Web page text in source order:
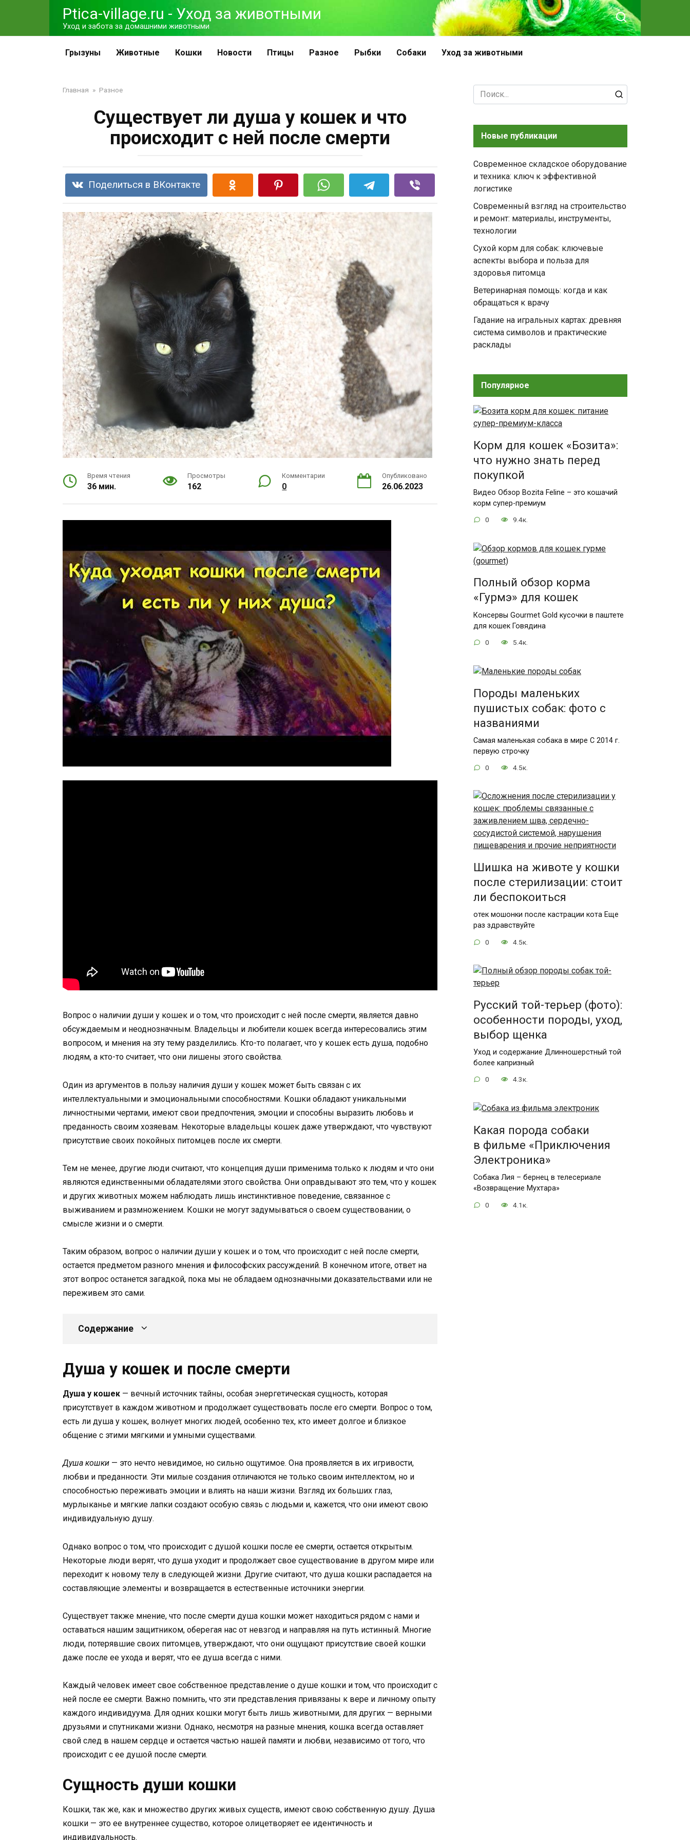
Ptica-village.ru - Уход за животными
Уход и забота за домашними животными
Грызуны Животные Кошки Новости Птицы Разное Рыбки Собаки Уход за животными
Главная » Разное
Существует ли душа у кошек и что
происходит с ней после смерти
Поделиться в ВКонтакте
Время чтения
36 мин.
Просмотры
162
Комментарии
0
Опубликовано
26.06.2023
Вопрос о наличии души у кошек и о том, что происходит с ней после смерти, является давно
обсуждаемым и неоднозначным. Владельцы и любители кошек всегда интересовались этим
вопросом, и мнения на эту тему разделились. Кто-то полагает, что у кошек есть душа, подобно
людям, а кто-то считает, что они лишены этого свойства.
Один из аргументов в пользу наличия души у кошек может быть связан с их
интеллектуальными и эмоциональными способностями. Кошки обладают уникальными
личностными чертами, имеют свои предпочтения, эмоции и способны выразить любовь и
преданность своим хозяевам. Некоторые владельцы кошек даже утверждают, что чувствуют
присутствие своих покойных питомцев после их смерти.
Тем не менее, другие люди считают, что концепция души применима только к людям и что они
являются единственными обладателями этого свойства. Они оправдывают это тем, что у кошек
и других животных можем наблюдать лишь инстинктивное поведение, связанное с
выживанием и размножением. Кошки не могут задумываться о своем существовании, о
смысле жизни и о смерти.
Таким образом, вопрос о наличии души у кошек и о том, что происходит с ней после смерти,
остается предметом разного мнения и философских рассуждений. В конечном итоге, ответ на
этот вопрос останется загадкой, пока мы не обладаем однозначными доказательствами или не
переживем это сами.
Содержание
Душа у кошек и после смерти
Душа у кошек — вечный источник тайны, особая энергетическая сущность, которая
присутствует в каждом животном и продолжает существовать после его смерти. Вопрос о том,
есть ли душа у кошек, волнует многих людей, особенно тех, кто имеет долгое и близкое
общение с этими мягкими и умными существами.
Душа кошки — это нечто невидимое, но сильно ощутимое. Она проявляется в их игривости,
любви и преданности. Эти милые создания отличаются не только своим интеллектом, но и
способностью переживать эмоции и влиять на наши жизни. Взгляд их больших глаз,
мурлыканье и мягкие лапки создают особую связь с людьми и, кажется, что они имеют свою
индивидуальную душу.
Однако вопрос о том, что происходит с душой кошки после ее смерти, остается открытым.
Некоторые люди верят, что душа уходит и продолжает свое существование в другом мире или
переходит к новому телу в следующей жизни. Другие считают, что душа кошки распадается на
составляющие элементы и возвращается в естественные источники энергии.
Существует также мнение, что после смерти душа кошки может находиться рядом с нами и
оставаться нашим защитником, оберегая нас от невзгод и направляя на путь истинный. Многие
люди, потерявшие своих питомцев, утверждают, что они ощущают присутствие своей кошки
даже после ее ухода и верят, что ее душа всегда с ними.
Каждый человек имеет свое собственное представление о душе кошки и том, что происходит с
ней после ее смерти. Важно помнить, что эти представления привязаны к вере и личному опыту
каждого индивидуума. Для одних кошки могут быть лишь животными, для других — верными
друзьями и спутниками жизни. Однако, несмотря на разные мнения, кошка всегда оставляет
свой след в нашем сердце и остается частью нашей памяти и любви, независимо от того, что
происходит с ее душой после смерти.
Сущность души кошки
Кошки, так же, как и множество других живых существ, имеют свою собственную душу. Душа
кошки — это ее внутреннее существо, которое олицетворяет ее идентичность и
индивидуальность.
Search
for:
Новые публикации
Современное складское оборудование
и техника: ключ к эффективной
логистике
Современный взгляд на строительство
и ремонт: материалы, инструменты,
технологии
Сухой корм для собак: ключевые
аспекты выбора и польза для
здоровья питомца
Ветеринарная помощь: когда и как
обращаться к врачу
Гадание на игральных картах: древняя
система символов и практические
расклады
Популярное
Корм для кошек «Бозита»:
что нужно знать перед
покупкой
Видео Обзор Bozita Feline – это кошачий
корм супер-премиум
0 9.4к.
Полный обзор корма
«Гурмэ» для кошек
Консервы Gourmet Gold кусочки в паштете
для кошек Говядина
0 5.4к.
Породы маленьких
пушистых собак: фото с
названиями
Самая маленькая собака в мире С 2014 г.
первую строчку
0 4.5к.
Шишка на животе у кошки
после стерилизации: стоит
ли беспокоиться
отек мошонки после кастрации кота Еще
раз здравствуйте
0 4.5к.
Русский той-терьер (фото):
особенности породы, уход,
выбор щенка
Уход и содержание Длинношерстный той
более капризный
0 4.3к.
Какая порода собаки
в фильме «Приключения
Электроника»
Собака Лия – бернец в телесериале
«Возвращение Мухтара»
0 4.1к.